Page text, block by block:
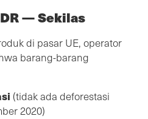
— Sekilas
di pasar UE, operator
barang-barang
(tidak ada deforestasi
2020)